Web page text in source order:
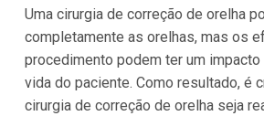
Uma cirurgia de correção de orelha
completamente as orelhas, mas os
procedimento podem ter um
vida do paciente. Como resultado, é
cirurgia de correção de orelha seja